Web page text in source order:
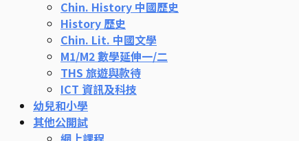
Chin. History 中國歷史
History 歷史
Chin. Lit. 中國文學
M1/M2 數學延伸一/二
THS 旅遊與款待
ICT 資訊及科技
幼兒和小學
其他公開試